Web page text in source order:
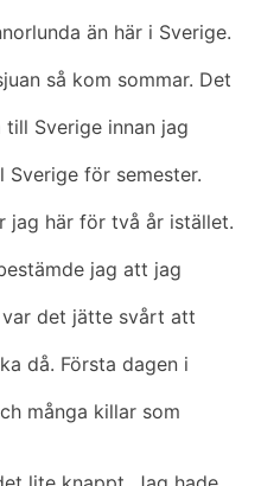
än här i Sverige.
så kom sommar. Det
Sverige innan jag
för semester.
jag här för två år istället.
jag att jag
det jätte svårt att
då. Första dagen i
många killar som